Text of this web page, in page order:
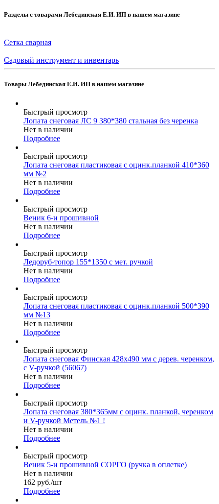
Разделы с товарами Лебединская Е.И. ИП в нашем магазине
Сетка сварная
Садовый инструмент и инвентарь
Товары Лебединская Е.И. ИП в нашем магазине
Быстрый просмотр
Лопата снеговая ЛС 9 380*380 стальная без черенка
Нет в наличии
Подробнее
Быстрый просмотр
Лопата снеговая пластиковая с оцинк.планкой 410*360
мм №2
Нет в наличии
Подробнее
Быстрый просмотр
Веник 6-и прошивной
Нет в наличии
Подробнее
Быстрый просмотр
Ледоруб-топор 155*1350 с мет. ручкой
Нет в наличии
Подробнее
Быстрый просмотр
Лопата снеговая пластиковая с оцинк.планкой 500*390
мм №13
Нет в наличии
Подробнее
Быстрый просмотр
Лопата снеговая Финская 428х490 мм с дерев. черенком,
с V-ручкой (56067)
Нет в наличии
Подробнее
Быстрый просмотр
Лопата снеговая 380*365мм с оцинк. планкой, черенком
и V-ручкой Метель №1 !
Нет в наличии
Подробнее
Быстрый просмотр
Веник 5-и прошивной СОРГО (ручка в оплетке)
Нет в наличии
162 руб./шт
Подробнее